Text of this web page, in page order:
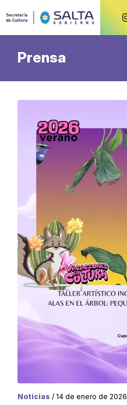
Prensa
Noticias / 14 de enero de 2026